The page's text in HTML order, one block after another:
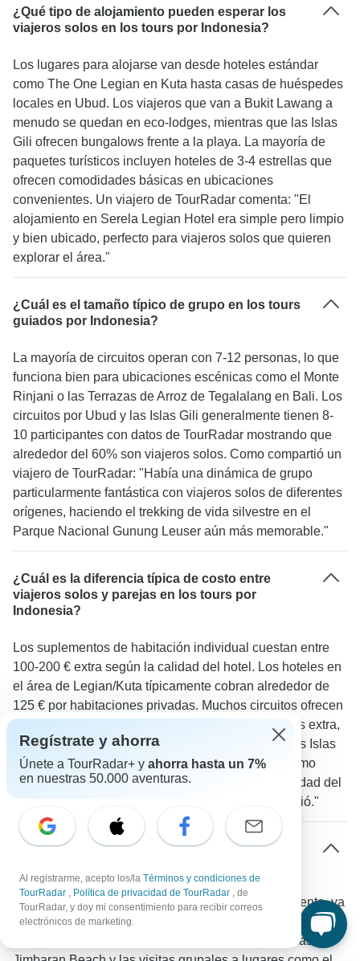
¿Qué tipo de alojamiento pueden esperar los
viajeros solos en los tours por Indonesia?
Los lugares para alojarse van desde hoteles estándar
como The One Legian en Kuta hasta casas de huéspedes
locales en Ubud. Los viajeros que van a Bukit Lawang a
menudo se quedan en eco-lodges, mientras que las Islas
Gili ofrecen bungalows frente a la playa. La mayoría de
paquetes turísticos incluyen hoteles de 3-4 estrellas que
ofrecen comodidades básicas en ubicaciones
convenientes. Un viajero de TourRadar comenta: "El
alojamiento en Serela Legian Hotel era simple pero limpio
y bien ubicado, perfecto para viajeros solos que quieren
explorar el área."
¿Cuál es el tamaño típico de grupo en los tours
guiados por Indonesia?
La mayoría de circuitos operan con 7-12 personas, lo que
funciona bien para ubicaciones escénicas como el Monte
Rinjani o las Terrazas de Arroz de Tegalalang en Bali. Los
circuitos por Ubud y las Islas Gili generalmente tienen 8-
10 participantes con datos de TourRadar mostrando que
alrededor del 60% son viajeros solos. Como compartió un
viajero de TourRadar: "Había una dinámica de grupo
particularmente fantástica con viajeros solos de diferentes
orígenes, haciendo el trekking de vida silvestre en el
Parque Nacional Gunung Leuser aún más memorable."
¿Cuál es la diferencia típica de costo entre
viajeros solos y parejas en los tours por
Indonesia?
Los suplementos de habitación individual cuestan entre
100-200 € extra según la calidad del hotel. Los hoteles en
el área de Legian/Kuta típicamente cobran alrededor de
125 € por habitaciones privadas. Muchos circuitos ofrecen
opciones de compartir habitación para evitar costes extra,
especialmente en lugares como Bukit Lawang o las Islas
Gili. Un viajero de TourRadar reporta: "Reservé como
viajero solo y me cobraron 100 € extra, pero la calidad del
Serela Legian Hotel y la experiencia general lo valió."
¿Qué tan fácil es conocer a otros viajeros
Las actividades grupales naturalmente unen a la gente, ya
sea rafting en aguas bravas en el Río Ayung o unirse a
clases de cocina en Ubud. Las comidas compartidas en
Regístrate y ahorra
Únete a TourRadar+ y ahorra hasta un 7%
en nuestras 50.000 aventuras.
Al registrarme, acepto los/la Términos y condiciones de
TourRadar , Política de privacidad de TourRadar , de
TourRadar, y doy mi consentimiento para recibir correos
electrónicos de marketing.